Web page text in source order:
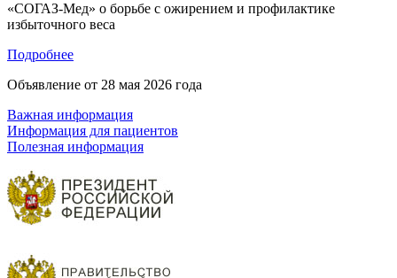
«СОГАЗ-Мед» о борьбе с ожирением и профилактике
избыточного веса
Подробнее
Объявление от 28 мая 2026 года
Важная информация
Информация для пациентов
Полезная информация